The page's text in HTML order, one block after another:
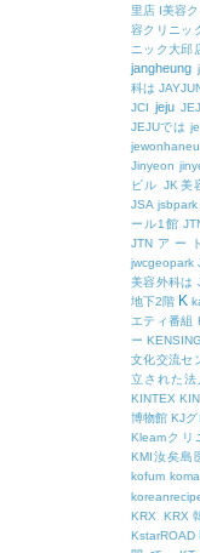
里店 I美容
容クリニッ
ニック大邱
jangheung
科は
JCI jeju
JEJUでは
Jinyeon
ビル JK美
JSA jsbpark
ール1館
JTNアー
jwcgeopark
美容外科は
地下2階 K
エティ番組
ー
文化交流セ
立された法
KINTEX
博物館 KJグ
Kleamクリ
KMI汝矣島
kofum
KRX KRX
KstarROAD